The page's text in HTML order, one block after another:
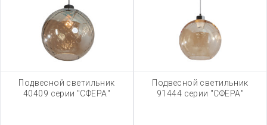
Подвесной светильник
40409 серии "СФЕРА"
Подвесной светильник
91444 серии "СФЕРА"